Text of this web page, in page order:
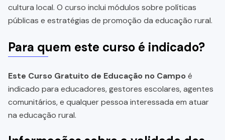
cultura local. O curso inclui módulos sobre políticas
públicas e estratégias de promoção da educação rural.
Para quem este curso é indicado?
Este Curso Gratuito de Educação no Campoé
indicado para educadores, gestores escolares, agentes
comunitários, e qualquer pessoa interessada em atuar
na educação rural.